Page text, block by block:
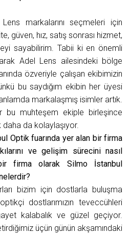
markalarını seçmeleri için
güven, hız, satış sonrası hizmet,
sayabilirim. Tabii ki en önemli
Adel Lens ailesindeki bölge
özveriyle çalışan ekibimizin
bu saydığım ekibin her üyesi
markalaşmış isimler artık.
bu muhteşem ekiple birleşince
da kolaylaşıyor.
Optik fuarında yer alan bir firma
ve gelişim sürecini nasıl
firma olarak Silmo İstanbul
bizim için dostlarla buluşma
dostlarımızın teveccühleri
kalabalık ve güzel geçiyor.
üçün günün akşamındaki